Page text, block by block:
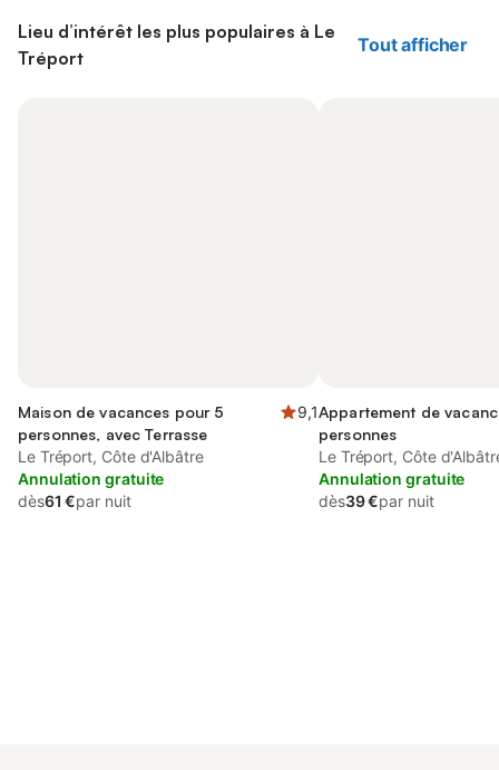
Lieu d’intérêt les plus populaires à Le
Tréport
Tout afficher
Maison de vacances pour 5
personnes, avec Terrasse
9,1
Le Tréport, Côte d'Albâtre
Annulation gratuite
dès61 €par nuit
Appartement de
personnes
Le Tréport, Côte
Annulation gratuite
dès39 €par nuit